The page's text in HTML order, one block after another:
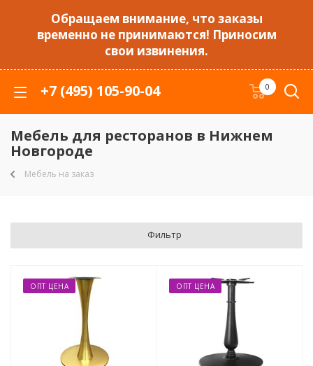
Обращаем внимание, что заказы
временно не принимаются! Приносим
свои извинения.
+7 (495) 105-90-04 0
Мебель для ресторанов в Нижнем
Новгороде
Мебель на заказ
Фильтр
ОПТ ЦЕНА ОПТ ЦЕНА